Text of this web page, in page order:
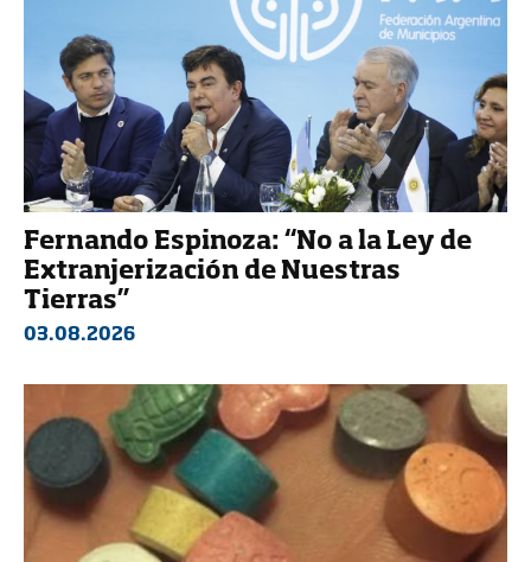
Fernando Espinoza: “No a la Ley de
Extranjerización de Nuestras
Tierras”
03.08.2026